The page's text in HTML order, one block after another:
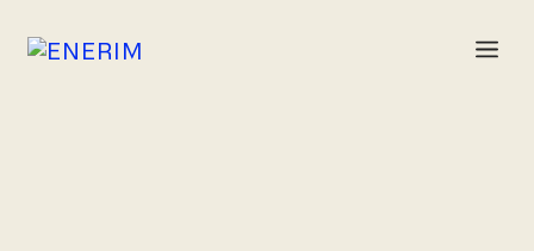
sisältöön